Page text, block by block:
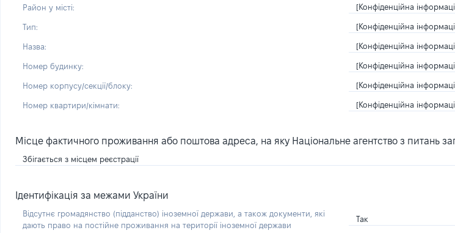
Район у місті: [Конфіденційна
Тип: [Конфіденційна
Назва: [Конфіденційна
Номер будинку: [Конфіденційна
Номер корпусу/секції/блоку: [Конфіденційна
Номер квартири/кімнати: [Конфіденційна
Місце фактичного проживання або поштова адреса, на яку Національне агентство з питань
Збігається з місцем реєстрації
Ідентифікація за межами України
Відсутнє громадянство (підданство) іноземної держави, а також документи, які
дають право на постійне проживання на території іноземної держави
Так